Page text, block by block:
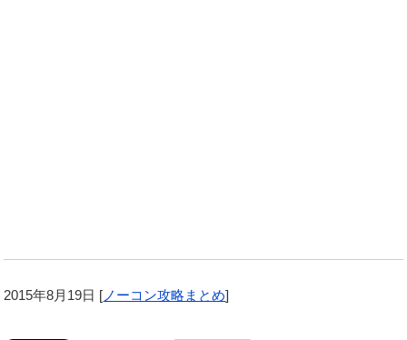
2015年8月19日 [ ノーコン攻略まとめ]